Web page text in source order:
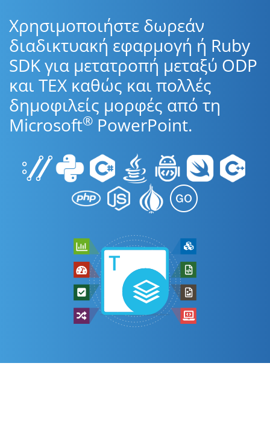
Χρησιμοποιήστε δωρεάν
διαδικτυακή εφαρμογή ή Ruby
SDK για μετατροπή μεταξύ ODP
και TEX καθώς και πολλές
δημοφιλείς μορφές από τη
Microsoft® PowerPoint.